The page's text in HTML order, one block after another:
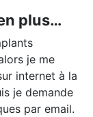
plus…
je me
internet à la
je demande
par email.